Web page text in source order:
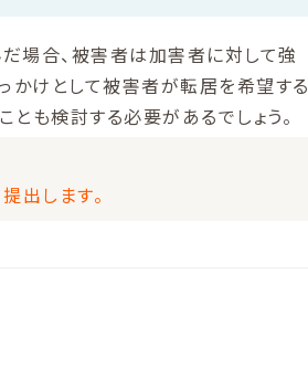
場合、被害者は加害者に対して強
かけとして被害者が転居を希望する
も検討する必要があるでしょう。
出します。